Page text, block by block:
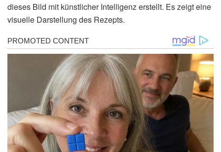
dieses Bild mit künstlicher Intelligenz erstellt. Es zeigt eine
visuelle Darstellung des Rezepts.